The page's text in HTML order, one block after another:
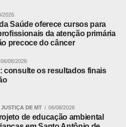
onde circulam
de peixes e frutos do mar
e de outros países como
É a única unidade de
certificação SIF. Na ocasião,
comercialização de pescado
2026
Saúde oferece cursos para
da atenção primária
precoce do câncer
06/08/2026
consulte os resultados finais
DE MT 06/08/2026
de educação ambiental